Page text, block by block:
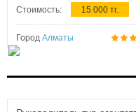
Стоимость: 15 000 тг.
Город Алматы